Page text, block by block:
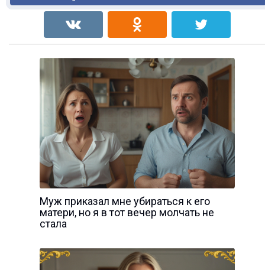
Муж приказал мне убираться к его
матери, но я в тот вечер молчать не
стала